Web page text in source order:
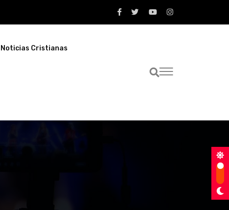
Noticias Cristianas